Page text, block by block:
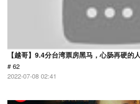
【越哥】9.4分台湾票房黑马，心肠再硬的
# 62
2022-07-08 02:41